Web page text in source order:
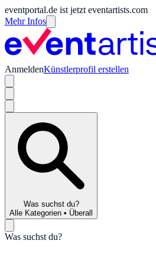
eventportal.de ist jetzt eventartists.com
Mehr Infos
AnmeldenKünstlerprofil erstellen
Was suchst du?
Alle Kategorien • Überall
Was suchst du?